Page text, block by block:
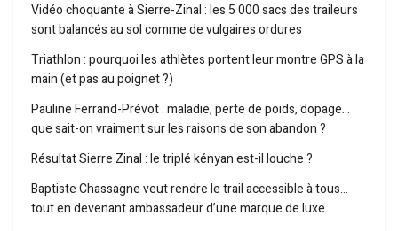
Vidéo choquante à Sierre-Zinal : les 5 000 sacs des traileurs
sont balancés au sol comme de vulgaires ordures
Triathlon : pourquoi les athlètes portent leur montre GPS à la
main (et pas au poignet ?)
Pauline Ferrand-Prévot : maladie, perte de poids, dopage…
que sait-on vraiment sur les raisons de son abandon ?
Résultat Sierre Zinal : le triplé kényan est-il louche ?
Baptiste Chassagne veut rendre le trail accessible à tous…
tout en devenant ambassadeur d’une marque de luxe